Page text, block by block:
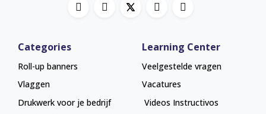
Categories
Roll-up banners
Vlaggen
Drukwerk voor je bedrijf
Learning Center
Veelgestelde vragen
Vacatures
Videos Instructivos